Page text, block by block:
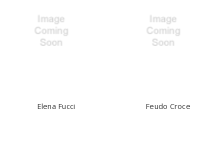
Elena Fucci Feudo Croce